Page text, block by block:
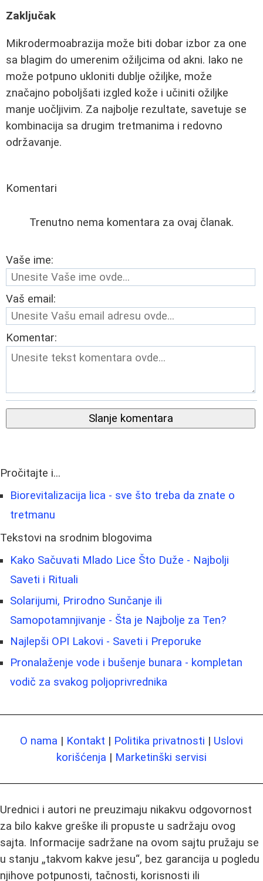
Zaključak
Mikrodermoabrazija može biti dobar izbor za one
sa blagim do umerenim ožiljcima od akni. Iako ne
može potpuno ukloniti dublje ožiljke, može
značajno poboljšati izgled kože i učiniti ožiljke
manje uočljivim. Za najbolje rezultate, savetuje se
kombinacija sa drugim tretmanima i redovno
održavanje.
Komentari
Trenutno nema komentara za ovaj članak.
Vaše ime:
Vaš email:
Komentar:
Slanje komentara
Pročitajte i...
Biorevitalizacija lica - sve što treba da znate o
tretmanu
Tekstovi na srodnim blogovima
Kako Sačuvati Mlado Lice Što Duže - Najbolji
Saveti i Rituali
Solarijumi, Prirodno Sunčanje ili
Samopotamnjivanje - Šta je Najbolje za Ten?
Najlepši OPI Lakovi - Saveti i Preporuke
Pronalaženje vode i bušenje bunara - kompletan
vodič za svakog poljoprivrednika
O nama | Kontakt | Politika privatnosti | Uslovi
korišćenja | Marketinški servisi
Urednici i autori ne preuzimaju nikakvu odgovornost
za bilo kakve greške ili propuste u sadržaju ovog
sajta. Informacije sadržane na ovom sajtu pružaju se
u stanju „takvom kakve jesu“, bez garancija u pogledu
njihove potpunosti, tačnosti, korisnosti ili